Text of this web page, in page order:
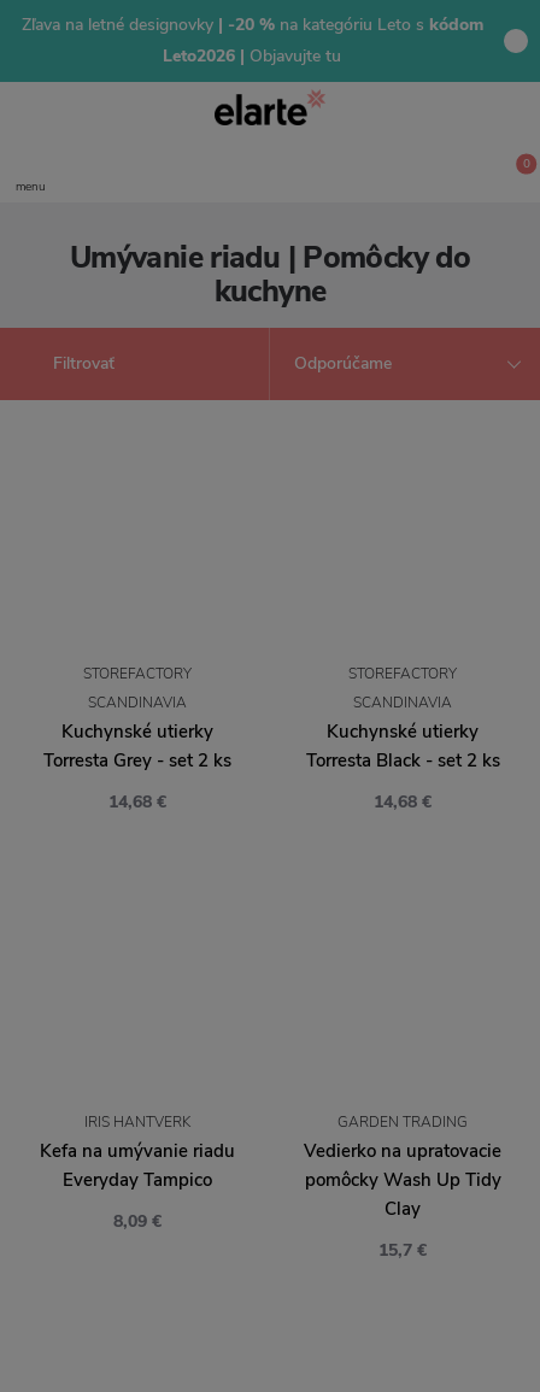
Zľava na letné designovky| -20 % na kategóriu Leto s kódom
Leto2026 | Objavujte tu
menu
0
Umývanie riadu | Pomôcky do
kuchyne
Filtrovať
STOREFACTORY
SCANDINAVIA
Kuchynské utierky
Torresta Grey - set 2 ks
14,68 €
STOREFACTORY
SCANDINAVIA
Kuchynské utierky
Torresta Black - set 2 ks
14,68 €
IRIS HANTVERK
Kefa na umývanie riadu
Everyday Tampico
8,09 €
GARDEN TRADING
Vedierko na upratovacie
pomôcky Wash Up Tidy
Clay
15,7 €